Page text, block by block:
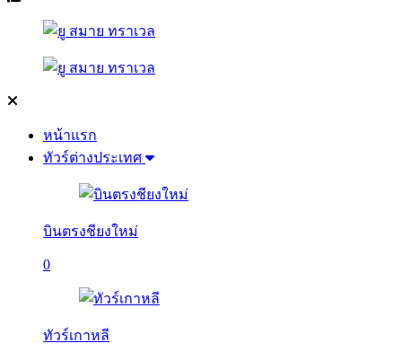
หน้าแรก
ทัวร์ต่างประเทศ
บินตรงชียงใหม่
0
ทัวร์เกาหลี